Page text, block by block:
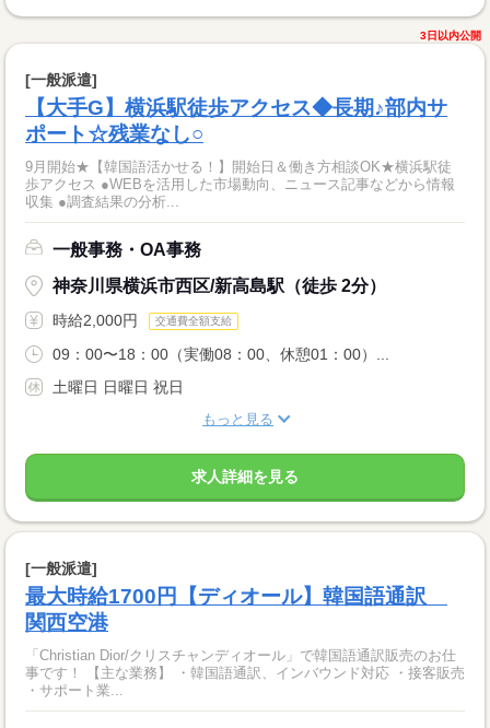
3日以内公開
[一般派遣]
【大手G】横浜駅徒歩アクセス◆長期♪部内サ
ポート☆残業なし○
9月開始★【韓国語活かせる！】開始日＆働き方相談OK★横浜駅徒
歩アクセス ●WEBを活用した市場動向、ニュース記事などから情報
収集 ●調査結果の分析...
一般事務・OA事務
神奈川県横浜市西区/新高島駅（徒歩 2分）
時給2,000円 交通費全額支給
09：00〜18：00（実働08：00、休憩01：00）...
土曜日 日曜日 祝日
もっと見る
求人詳細を見る
[一般派遣]
最大時給1700円【ディオール】韓国語通訳
関西空港
「Christian Dior/クリスチャンディオール」で韓国語通訳販売のお仕
事です！ 【主な業務】 ・韓国語通訳、インバウンド対応 ・接客販売
・サポート業...